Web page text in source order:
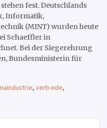
fest. Deutschlands
Informatik,
(MINT) wurden heute
Schaeffler in
Bei der Siegerehrung
Bundesministerin für
, verb-nde,